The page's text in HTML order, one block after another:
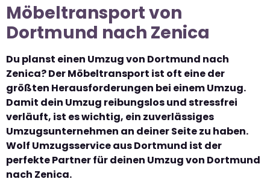
Möbeltransport von
Dortmund nach Zenica
Du planst einen Umzug von Dortmund nach
Zenica? Der Möbeltransport ist oft eine der
größten Herausforderungen bei einem Umzug.
Damit dein Umzug reibungslos und stressfrei
verläuft, ist es wichtig, ein zuverlässiges
Umzugsunternehmen an deiner Seite zu haben.
Wolf Umzugsservice aus Dortmund ist der
perfekte Partner für deinen Umzug von Dortmund
nach Zenica.